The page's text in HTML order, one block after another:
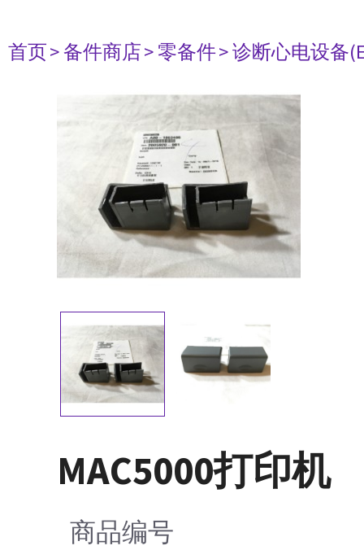
首页> 备件商店> 零备件> 诊断心电设备
MAC5000打印机
商品编号